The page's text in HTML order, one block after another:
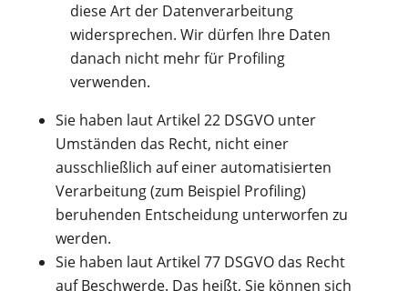
diese Art der Datenverarbeitung
widersprechen. Wir dürfen Ihre Daten
danach nicht mehr für Profiling
verwenden.
Sie haben laut Artikel 22 DSGVO unter
Umständen das Recht, nicht einer
ausschließlich auf einer automatisierten
Verarbeitung (zum Beispiel Profiling)
beruhenden Entscheidung unterworfen zu
werden.
Sie haben laut Artikel 77 DSGVO das Recht
auf Beschwerde. Das heißt, Sie können sich